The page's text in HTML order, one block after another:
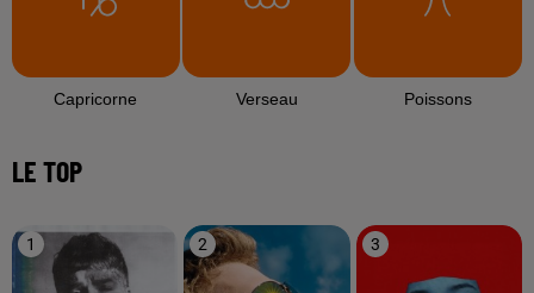
Capricorne Verseau Poissons
LE TOP
1 2 3